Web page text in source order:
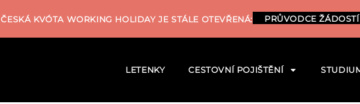
ČESKÁ KVÓTA WORKING HOLIDAY JE STÁLE OTEVŘENÁ: PRŮVODCE
LETENKY CESTOVNÍ POJIŠTĚNÍ